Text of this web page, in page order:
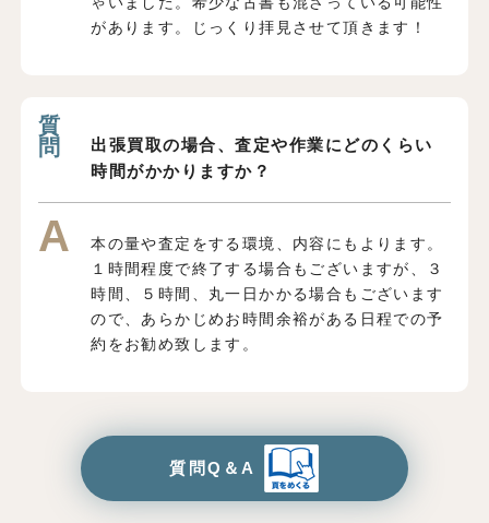
があります。じっくり拝見させて頂きます！
出張買取の場合、査定や作業にどのくらい
時間がかかりますか？
本の量や査定をする環境、内容にもよります。
１時間程度で終了する場合もございますが、３
時間、５時間、丸一日かかる場合もございます
ので、あらかじめお時間余裕がある日程での予
約をお勧め致します。
質問Q＆A